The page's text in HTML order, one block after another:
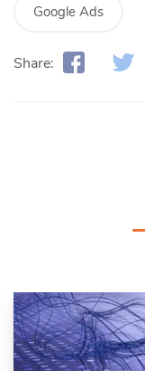
Google Ads
Share: